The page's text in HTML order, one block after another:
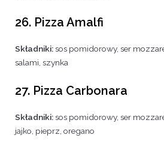
26. Pizza Amalfi
Składniki:sos pomidorowy, ser
salami, szynka
27. Pizza Carbonara
Składniki:sos pomidorowy, ser
jajko, pieprz, oregano